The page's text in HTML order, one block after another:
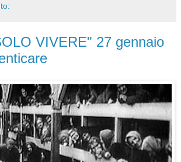
VIVERE" 27 gennaio